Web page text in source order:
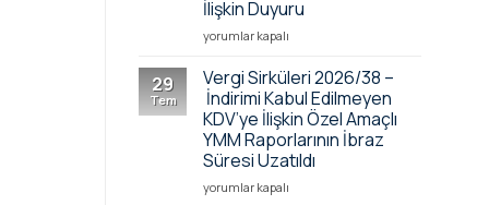
Dövizlerin
Türk
Dönüşüm
Desteğinde
Yapılan
Temel
Değişiklikler
için
İlişkin Duyuru
Vergi
2026/39
–
7846
Sayılı
Karar
Kapsamında
İndirimi
yorumlar kapalı
29
Tem
Vergi Sirküleri 2026/38 –
İndirimi Kabul Edilmeyen
KDV’ye İlişkin Özel Amaçlı
YMM Raporlarının İbraz
Süresi Uzatıldı
Vergi
yorumlar kapalı